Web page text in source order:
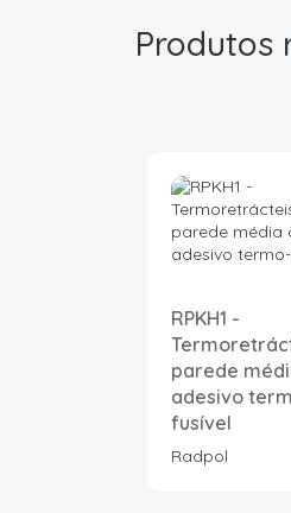
Produtos
RPKH1 -
parede
adesivo
fusível
Radpol